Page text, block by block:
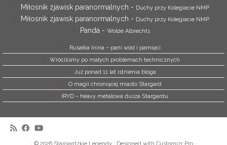
Miłośnik zjawisk paranormalnych - Duchy przy Kolegiacie NMP
Miłośnik zjawisk paranormalnych - Duchy przy Kolegiacie NMP
Panda - Wolde Albrechts
Rusałka Inina – pani wód i pamięci
Wrócilismy po małych problemach technicznych
Już ponad 11 lat istnienia bloga
O magii chroniącej miasto Stargard
IRYD – heavy metalowa dusza Stargardu
· © 2026 Stargardzkie Legendy · Designed with Customizr Pro ·